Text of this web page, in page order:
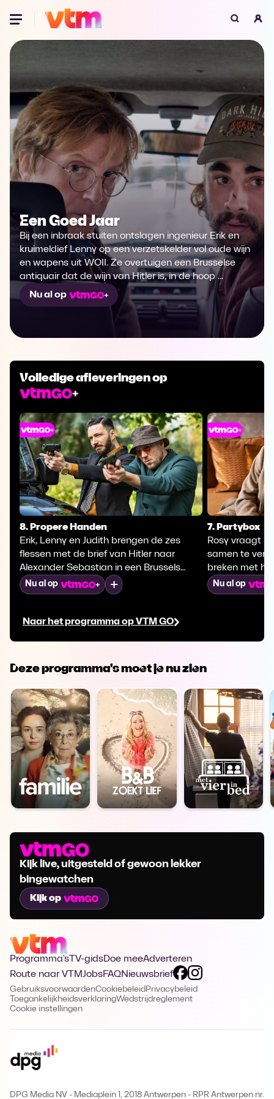
best je browser updaten of hieronder één
van de ondersteunde browsers
downloaden.
Google Chrome Download
Firefox Download
Safari Download
Microsoft Edge Download
Opera Download
Een Goed Jaar
Bij een inbraak stuiten ontslagen ingenieur Erik en
kruimeldief Lenny op een verzetskelder vol oude wijn
en wapens uit WOII. Ze overtuigen een Brusselse
antiquair dat de wijn van Hitler is, in de hoop ...
Nu al op
Volledige afleveringen op
Naar het programma op VTM GO
8. Propere Handen
Erik, Lenny en Judith brengen de zes
flessen met de brief van Hitler naar
Alexander Sebastian in een Brussels
luxehotel en ontvangen het afgesproken
bedrag. Ondertussen wacht Rosy
Nu al op
7. Partybox
Rosy vraagt
samen te
breken met
Zias en zijn
Lenny horen
Nu al op
Deze programma's moet je nu zien
Kijk live, uitgesteld of gewoon lekker
bingewatchen
Kijk op
Programma's TV-gidsDoe meeAdverteren
Route naar VTMJobsFAQNieuwsbrief
GebruiksvoorwaardenCookiebeleid Privacybeleid
ToegankelijkheidsverklaringWedstrijdreglement
Cookie instellingen
DPG Media NV - Mediaplein 1, 2018 Antwerpen - RPR Antwerpen nr.